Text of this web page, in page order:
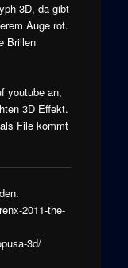
3D, da gibt
Auge rot.
Brillen
youtube an,
3D Effekt.
File kommt
2011-the-
3d/